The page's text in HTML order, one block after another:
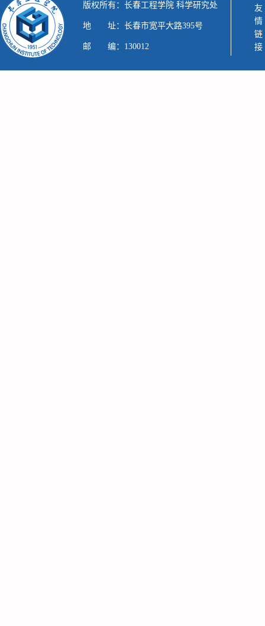
版权所有：长春工程学院 科学研究处
地 址：长春市宽平大路395号
邮 编：130012 友情链接